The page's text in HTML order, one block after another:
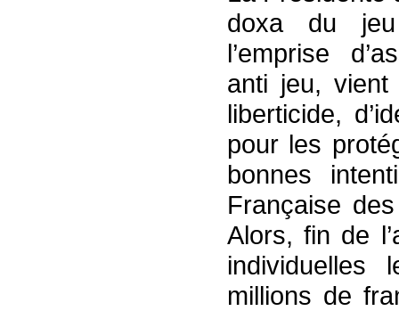
doxa du
l’emprise
anti jeu, vient
liberticide,
pour les
bonnes
Française
Alors, fin de
individuelles
millions de